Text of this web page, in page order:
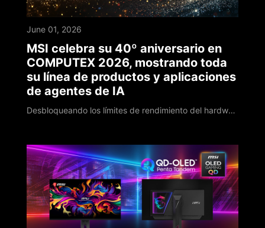
June 01, 2026
MSI celebra su 40º aniversario en
COMPUTEX 2026, mostrando toda
su línea de productos y aplicaciones
de agentes de IA
Desbloqueando los límites de rendimiento del hardware mientras se pionera en implementaciones de IA localizadas en el dispositivo MSI, un líder global en computación de alto rendimiento y PC con IA, presentó su hoja de ruta tecnológica de próxima generación en COMPUTEX 2026. Marcando su hito del 40º aniversario, MSI ha profundizado la integración de software y hardware, aprovechando cuatro décadas de experiencia en ingeniería para actualiza